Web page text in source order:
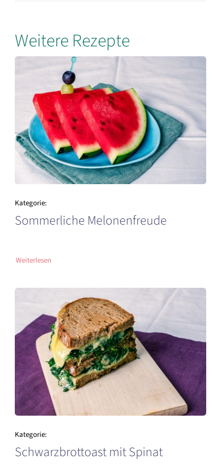
Weitere Rezepte
Kategorie:
Sommerliche Melonenfreude
Weiterlesen
Kategorie:
Schwarzbrottoast mit Spinat